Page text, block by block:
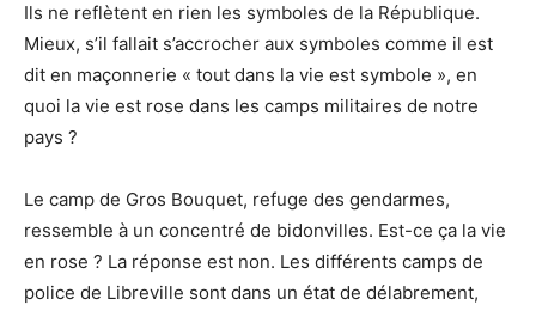
Ils ne reflètent en rien les symboles de la République.
Mieux, s’il fallait s’accrocher aux symboles comme il est
dit en maçonnerie « tout dans la vie est symbole », en
quoi la vie est rose dans les camps militaires de notre
pays ?
Le camp de Gros Bouquet, refuge des gendarmes,
ressemble à un concentré de bidonvilles. Est-ce ça la vie
en rose ? La réponse est non. Les différents camps de
police de Libreville sont dans un état de délabrement,